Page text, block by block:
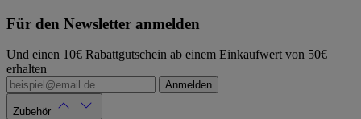
Für den Newsletter anmelden
Und einen 10€ Rabattgutschein ab einem Einkaufwert von 50€
erhalten
Anmelden
Zubehör